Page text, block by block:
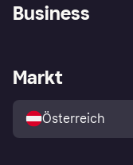
Shops entdecken
Business
Händlerportal
Markt
Österreich